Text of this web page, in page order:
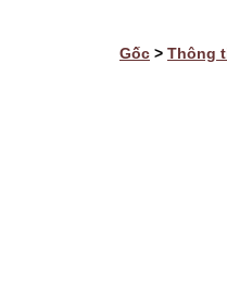
Gốc > Thông